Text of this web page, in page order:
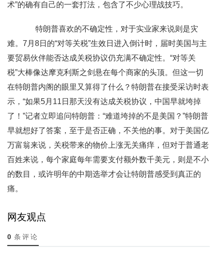
术”的确有自己的一套打法，包含了不少心理战技巧。
特朗普喜欢的不确定性，对于实业家来说则是灾
难。7月8日的“对等关税”生效日进入倒计时，届时美国与主
要贸易伙伴能否达成关税协议仍充满不确定性。“对等关
税”大棒像达摩克利斯之剑悬在每个商家的头顶。但这一切
在特朗普内阁的眼里又算得了什么？特朗普在接受采访时表
示，“如果5月11日那天没有达成关税协议，中国早就垮掉
了！”记者立即追问特朗普：“难道垮掉的不是美国？”特朗普
早就想好了答案，至于是否正确，不关他的事。对于美国亿
万富翁来说，关税带来的物价上涨无关痛痒，但对于普通老
百姓来说，每个家庭每年需要支付额外数千美元，则是不小
的数目，或许明年的中期选举才会让特朗普感受到真正的
痛。
网友观点
0 条评论